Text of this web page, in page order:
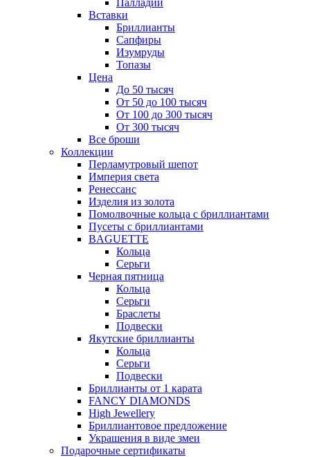
Палладий
Вставки
Бриллианты
Сапфиры
Изумруды
Топазы
Цена
До 50 тысяч
От 50 до 100 тысяч
От 100 до 300 тысяч
От 300 тысяч
Все броши
Коллекции
Перламутровый шепот
Империя света
Ренессанс
Изделия из золота
Помолвочные кольца с бриллиантами
Пусеты с бриллиантами
BAGUETTE
Кольца
Серьги
Черная пятница
Кольца
Серьги
Браслеты
Подвески
Якутские бриллианты
Кольца
Серьги
Подвески
Бриллианты от 1 карата
FANCY DIAMONDS
High Jewellery
Бриллиантовое предложение
Украшения в виде змеи
Подарочные сертификаты